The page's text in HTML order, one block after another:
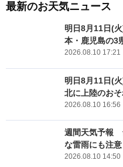
最新のお天気ニュース
明日8月11日(
本・鹿児島の3
2026.08.10 17:21
明日8月11日(
北に上陸のお
2026.08.10 16:56
週間天気予報
な雷雨にも注意
2026.08.10 14:50